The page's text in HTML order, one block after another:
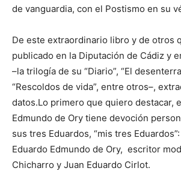
de vanguardia, con el Postismo en su
De este extraordinario libro y de otros
publicado en la Diputación de Cádiz y
–la trilogía de su “Diario”, “El
“Rescoldos de vida”, entre otros–,
datos.Lo primero que quiero destacar,
Edmundo de Ory tiene devoción
sus tres Eduardos, “mis tres
Eduardo Edmundo de Ory, escritor
Chicharro y Juan Eduardo Cirlot.